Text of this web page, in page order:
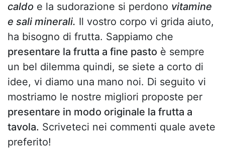
caldo e la sudorazione si perdono vitamine
e sali minerali. Il vostro corpo vi grida aiuto,
ha bisogno di frutta. Sappiamo che
presentare la frutta a fine pasto è sempre
un bel dilemma quindi, se siete a corto di
idee, vi diamo una mano noi. Di seguito vi
mostriamo le nostre migliori proposte per
presentare in modo originale la frutta a
tavola. Scriveteci nei commenti quale avete
preferito!